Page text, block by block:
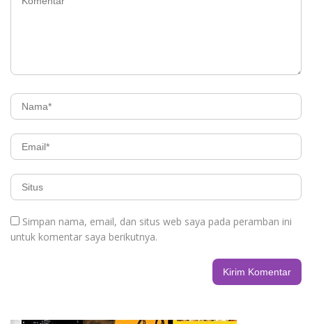
Simpan nama, email, dan situs web saya pada peramban ini
untuk komentar saya berikutnya.